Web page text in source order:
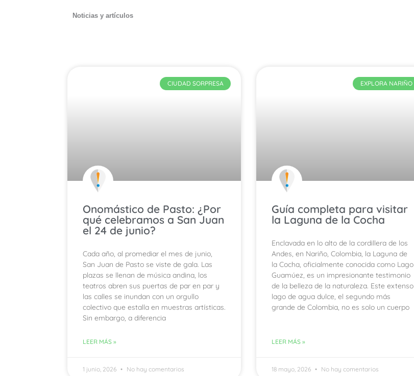
Noticias y artículos
CIUDAD SORPRESA
Onomástico de Pasto: ¿Por
qué celebramos a San Juan
el 24 de junio?
Cada año, al promediar el mes de junio,
San Juan de Pasto se viste de gala. Las
plazas se llenan de música andina, los
teatros abren sus puertas de par en par y
las calles se inundan con un orgullo
colectivo que estalla en muestras artísticas.
Sin embargo, a diferencia
LEER MÁS »
1 junio, 2026 No hay comentarios
EXPLORA NARIÑO
Guía completa para visitar
la Laguna de la Cocha
Enclavada en lo alto de la cordillera de los
Andes, en Nariño, Colombia, la Laguna de
la Cocha, oficialmente conocida como Lago
Guamúez, es un impresionante testimonio
de la belleza de la naturaleza. Este extenso
lago de agua dulce, el segundo más
grande de Colombia, no es solo un cuerpo
LEER MÁS »
18 mayo, 2026 No hay comentarios